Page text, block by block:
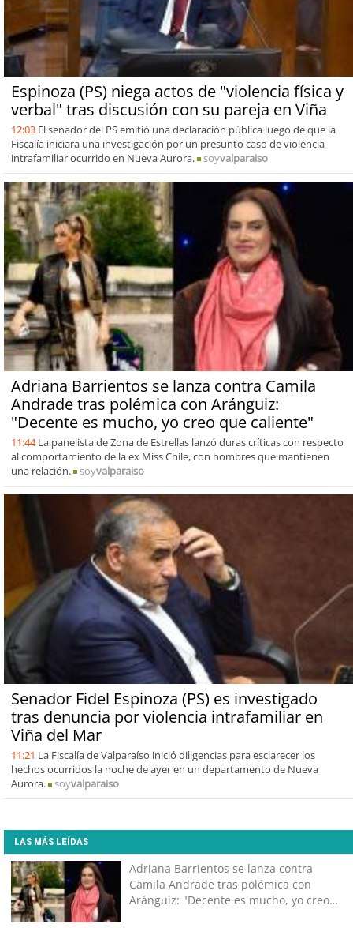
Espinoza (PS) niega actos de "violencia física y
verbal" tras discusión con su pareja en Viña
12:03 El senador del PS emitió una declaración pública luego de que la
Fiscalía iniciara una investigación por un presunto caso de violencia
intrafamiliar ocurrido en Nueva Aurora.
soyvalparaiso
Adriana Barrientos se lanza contra Camila
Andrade tras polémica con Aránguiz:
"Decente es mucho, yo creo que caliente"
11:44 La panelista de Zona de Estrellas lanzó duras críticas con respecto
al comportamiento de la ex Miss Chile, con hombres que mantienen
una relación.
soyvalparaiso
Senador Fidel Espinoza (PS) es investigado
tras denuncia por violencia intrafamiliar en
Viña del Mar
11:21 La Fiscalía de Valparaíso inició diligencias para esclarecer los
hechos ocurridos la noche de ayer en un departamento de Nueva
Aurora.
soyvalparaiso
LAS MÁS LEÍDAS
Adriana Barrientos se lanza contra
Camila Andrade tras polémica con
Aránguiz: "Decente es mucho, yo creo